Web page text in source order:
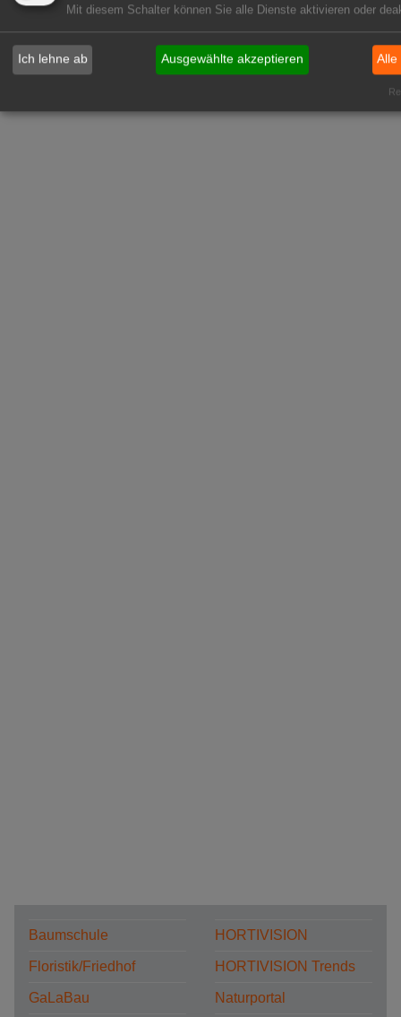
Baumschule
Floristik/Friedhof
GaLaBau
HORTIVISION
HORTIVISION Trends
Naturportal
Mit diesem Schalter können Sie alle Dienste aktivieren oder
Ich lehne ab Ausgewählte akzeptieren Alle